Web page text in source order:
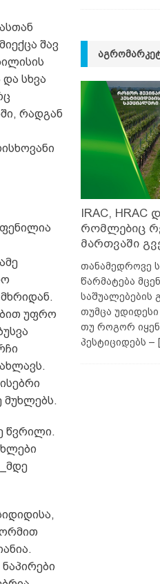
შავ
სხვა
რადგან
უფრო
მუხლებს.
წვრილი.
IRAC, HRAC
რომლებიც
მართვაში
თანამედროვე
წარმატება
საშუალებების
თუმცა უდიდესი
თუ როგორ
პესტიციდებს –